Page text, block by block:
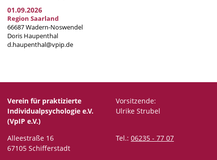
01.09.2026
Region Saarland
66687 Wadern-Noswendel
Doris Haupenthal
d.haupenthal@vpip.de
Verein für praktizierte
Individualpsychologie e.V.
(VpIP e.V.)
Vorsitzende:
Ulrike Strubel
Alleestraße 16
67105 Schifferstadt
Tel.: 06235 - 77 07